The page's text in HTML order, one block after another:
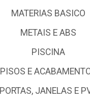
MATERIAS BASICO
METAIS E ABS
PISCINA
PISOS E
PORTAS, JANELAS E